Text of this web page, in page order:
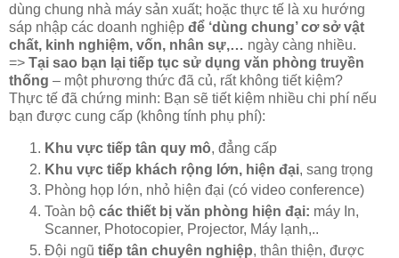
dùng chung nhà máy sản xuất; hoặc thực tế là xu hướng
sáp nhập các doanh nghiệp để ‘dùng chung’ cơ sở vật
chất, kinh nghiệm, vốn, nhân sự,… ngày càng nhiều.
=> Tại sao bạn lại tiếp tục sử dụng văn phòng truyền
thống – một phương thức đã củ, rất không tiết kiệm?
Thực tế đã chứng minh: Bạn sẽ tiết kiệm nhiều chi phí nếu
bạn được cung cấp (không tính phụ phí):
Khu vực tiếp tân quy mô, đẳng cấp
Khu vực tiếp khách rộng lớn, hiện đại, sang trọng
Phòng họp lớn, nhỏ hiện đại (có video conference)
Toàn bộ các thiết bị văn phòng hiện đại: máy In,
Scanner, Photocopier, Projector, Máy lạnh,..
Đội ngũ tiếp tân chuyên nghiệp, thân thiện, được